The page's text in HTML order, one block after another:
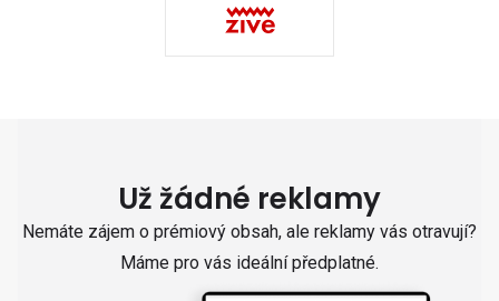
Už žádné reklamy
Nemáte zájem o prémiový obsah, ale reklamy vás otravují?
Máme pro vás ideální předplatné.